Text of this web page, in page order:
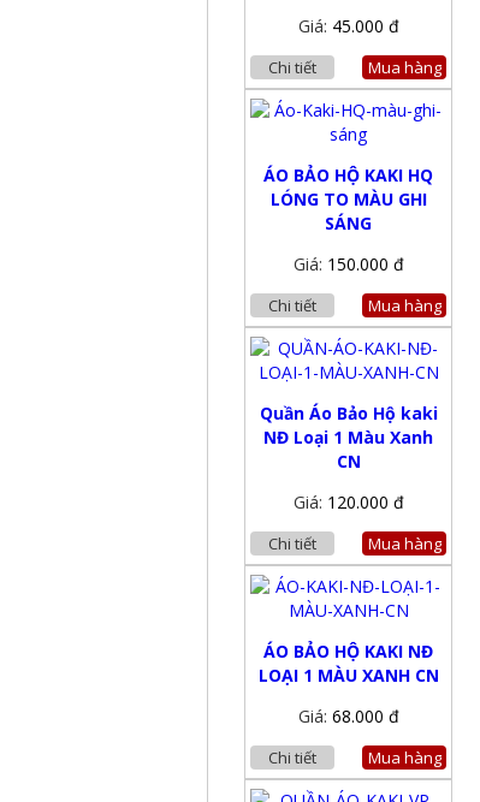
Giá: 45.000 đ
Chi tiết Mua hàng
ÁO BẢO HỘ KAKI HQ
LÓNG TO MÀU GHI
SÁNG
Giá: 150.000 đ
Chi tiết Mua hàng
Quần Áo Bảo Hộ kaki
NĐ Loại 1 Màu Xanh
CN
Giá: 120.000 đ
Chi tiết Mua hàng
ÁO BẢO HỘ KAKI NĐ
LOẠI 1 MÀU XANH CN
Giá: 68.000 đ
Chi tiết Mua hàng